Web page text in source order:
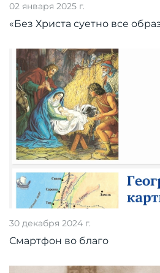
02 января 2025 г.
«Без Христа суетно все
30 декабря 2024 г.
Смартфон во благо